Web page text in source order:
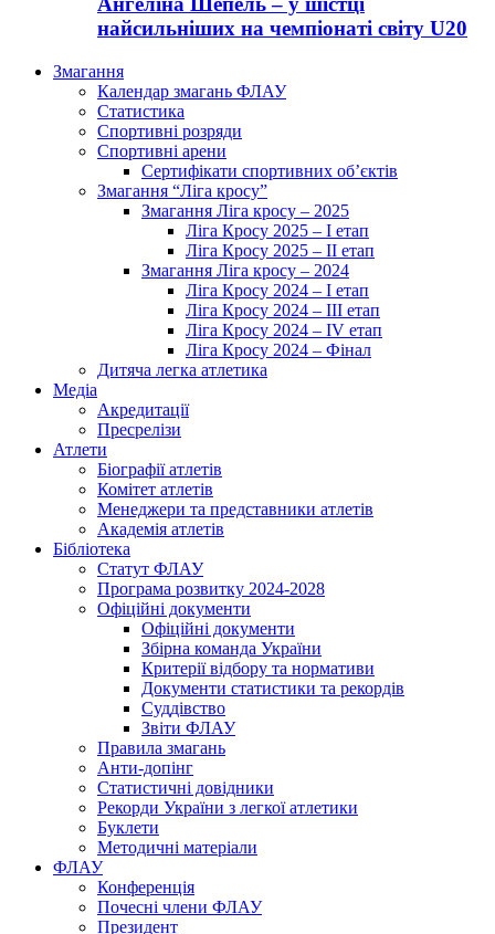
найсильніших на чемпіонаті світу U20
Змагання
Календар змагань ФЛАУ
Статистика
Спортивні розряди
Спортивні арени
Сертифікати спортивних об’єктів
Змагання “Ліга кросу”
Змагання Ліга кросу – 2025
Ліга Кросу 2025 – I етап
Ліга Кросу 2025 – II етап
Змагання Ліга кросу – 2024
Ліга Кросу 2024 – I етап
Ліга Кросу 2024 – III етап
Ліга Кросу 2024 – IV етап
Ліга Кросу 2024 – Фінал
Дитяча легка атлетика
Медіа
Акредитації
Пресрелізи
Атлети
Біографії атлетів
Комітет атлетів
Менеджери та представники атлетів
Академія атлетів
Бібліотека
Статут ФЛАУ
Програма розвитку 2024-2028
Офіційні документи
Офіційні документи
Збірна команда України
Критерії відбору та нормативи
Документи статистики та рекордів
Суддівство
Звіти ФЛАУ
Правила змагань
Анти-допінг
Статистичні довідники
Рекорди України з легкої атлетики
Буклети
Методичні матеріали
ФЛАУ
Конференція
Почесні члени ФЛАУ
Президент